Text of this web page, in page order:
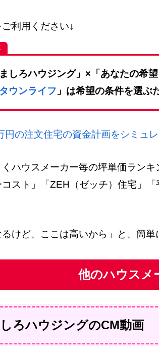
利用ください↓
ましろハウジング」×「あなたの希
タウンライフ 」は希望の条件を選ぶ
の注文住宅の資金計画をシミュ
くハウスメーカー毎の坪単価ラン
コスト」「ZEH（ゼッチ）住宅」
るけど、ここは高いから」と、簡
他のハウスメ
ろハウジングのCM動画